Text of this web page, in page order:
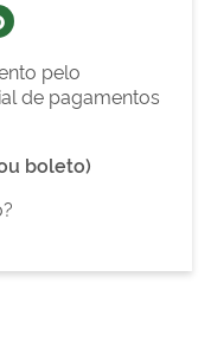
pelo
de pagamentos
boleto)